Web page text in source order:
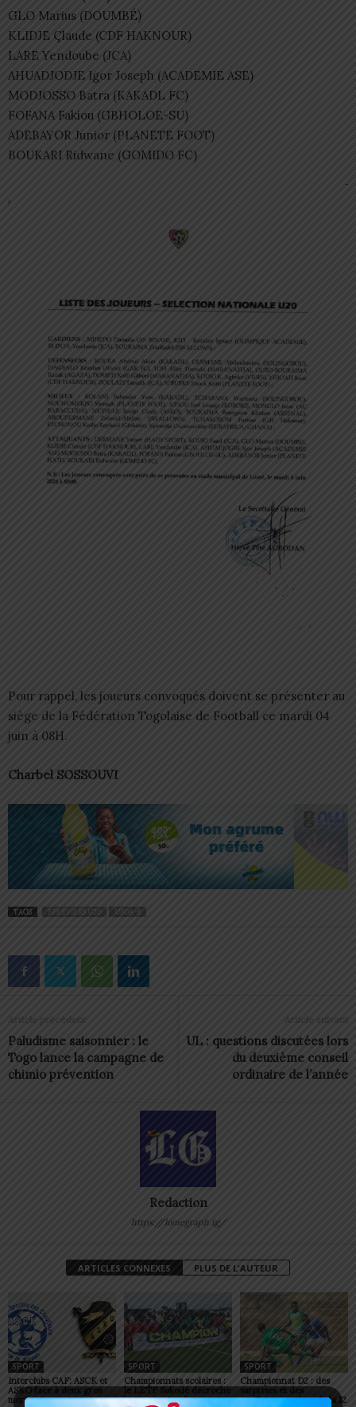
GLO Marius (DOUMBÉ)
KLIDJE Çlaude (CDF HAKNOUR)
LARE Yendoube (JCA)
AHUADJODJE Igor Joseph (ACADEMIE ASE)
MODJOSSO Batra (KAKADL FC)
FOFANA Fakiou (GBHOLOE-SU)
ADEBAYOR Junior (PLANETE FOOT)
BOUKARI Ridwane (GOMIDO FC)
Pour rappel, les joueurs convoqués doivent se présenter au
siège de la Fédération Togolaise de Football ce mardi 04
juin à 08H.
Charbel SOSSOUVI
TAGS EPERVIERS U20 UFOA-B
Article précédent
Paludisme saisonnier : le
Togo lance la campagne de
chimio prévention
Article suivant
UL : questions discutées lors
du deuxième conseil
ordinaire de l’année
Redaction
https://lomegraph.tg/
ARTICLES CONNEXES PLUS DE L'AUTEUR
SPORT
Interclubs CAF: ASCK et
ASKO face à deux gros
morceaux
SPORT
Championnats scolaires :
le LETP Sokodé décroche
le titre national
SPORT
Championnat D2 : des
surprises et des
confirmations lors de la J2